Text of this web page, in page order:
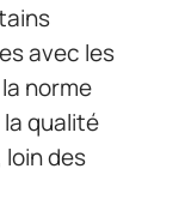
avec les
norme
la qualité
des